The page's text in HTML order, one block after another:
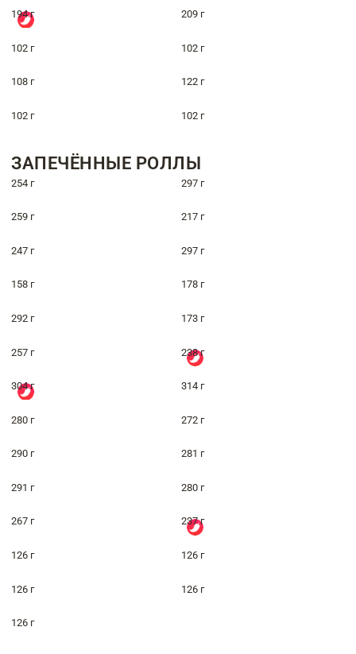
194 г 209 г
102 г 102 г
108 г 122 г
102 г 102 г
ЗАПЕЧЁННЫЕ РОЛЛЫ
254 г 297 г
259 г 217 г
247 г 297 г
158 г 178 г
292 г 173 г
257 г 238 г
304 г 314 г
280 г 272 г
290 г 281 г
291 г 280 г
267 г 237 г
126 г 126 г
126 г 126 г
126 г